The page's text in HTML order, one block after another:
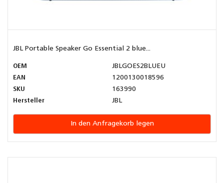
JBL Portable Speaker Go Essential 2 blue...
OEM
JBLGOES2BLUEU
EAN
1200130018596
SKU
163990
Hersteller
JBL
In den Anfragekorb legen